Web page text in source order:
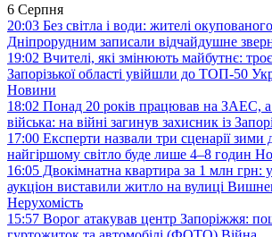
6 Серпня
20:03 Без світла і води: жителі
Дніпрорудним записали відчайдушне
19:02 Вчителі, які змінюють майбутнє: троє
Запорізької області увійшли до ТОП-50
Новини
18:02 Понад 20 років працював на ЗАЕС, а
війська: на війні загинув захисник із
17:00 Експерти назвали три сценарії зими
найгіршому світло буде лише 4–8 годин
16:05 Двокімнатна квартира за 1 млн грн:
аукціон виставили житло на вулиці
Нерухомість
15:57 Ворог атакував центр Запоріжжя: